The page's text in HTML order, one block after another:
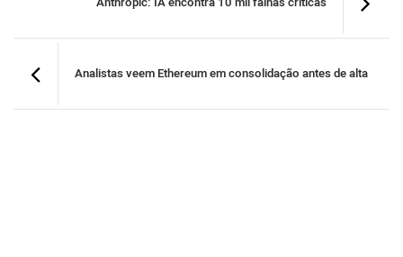
Analistas veem Ethereum em consolidação antes de alta